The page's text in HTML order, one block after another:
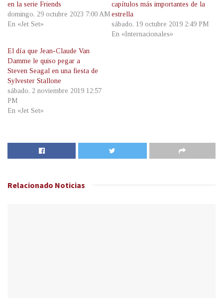
en la serie Friends
domingo, 29 octubre 2023 7:00 AM
En «Jet Set»
capítulos más importantes de la
estrella
sábado, 19 octubre 2019 2:49 PM
En «Internacionales»
El día que Jean-Claude Van
Damme le quiso pegar a
Steven Seagal en una fiesta de
Sylvester Stallone
sábado, 2 noviembre 2019 12:57
PM
En «Jet Set»
Relacionado Noticias